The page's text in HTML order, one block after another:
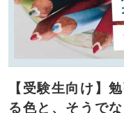
【受験生向け】
る色と、そうで